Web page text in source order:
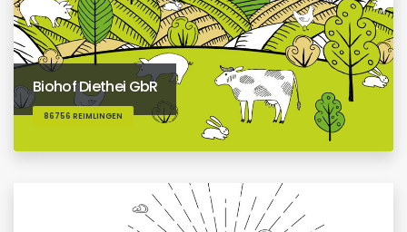
Biohof Diethei GbR
86756 REIMLINGEN